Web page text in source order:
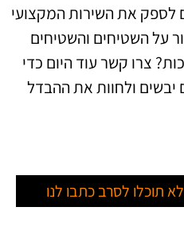
לספק את השירות המקצועי
על השטיחים והשטיחים
צרו קשר עוד היום כדי
יבשים ולחוות את ההבדל
תוכלו לסרב כתבו לנו